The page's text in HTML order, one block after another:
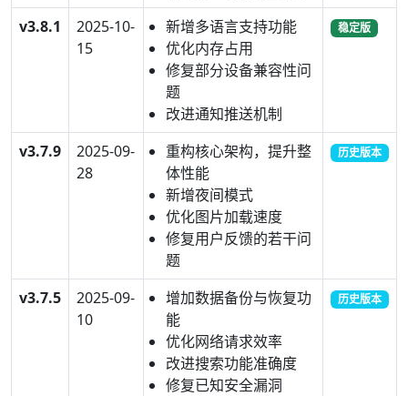
v3.8.1
2025-10-
15
新增多语言支持功能
优化内存占用
修复部分设备兼容性问
题
改进通知推送机制
稳定版
v3.7.9
2025-09-
28
重构核心架构，提升整
体性能
新增夜间模式
优化图片加载速度
修复用户反馈的若干问
题
历史版本
v3.7.5
2025-09-
10
增加数据备份与恢复功
能
优化网络请求效率
改进搜索功能准确度
修复已知安全漏洞
历史版本